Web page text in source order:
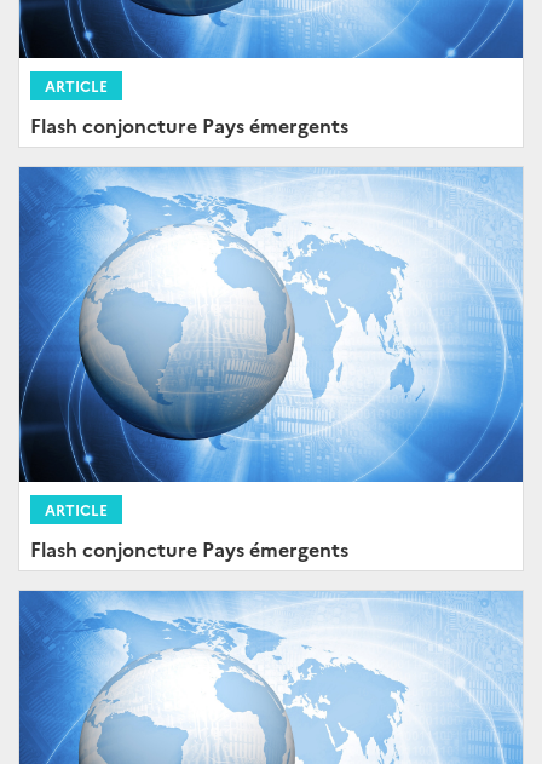
ARTICLE
Flash conjoncture Pays émergents
ARTICLE
Flash conjoncture Pays émergents